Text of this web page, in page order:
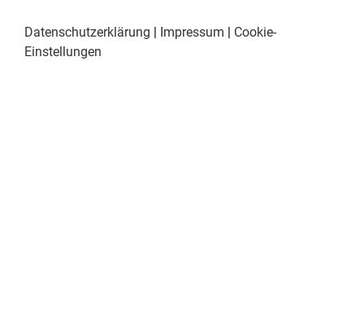
Datenschutzerklärung | Impressum | Cookie-
Einstellungen